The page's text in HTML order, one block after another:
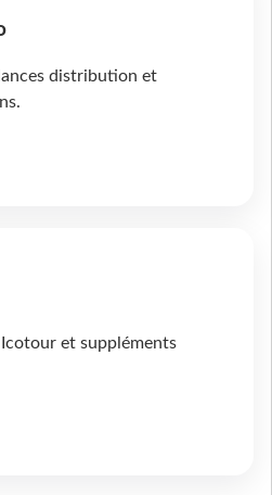
distribution et
et suppléments